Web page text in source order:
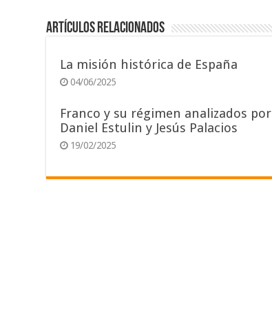
Artículos relacionados
La misión histórica de España
04/06/2025
Franco y su régimen analizados por
Daniel Estulin y Jesús Palacios
19/02/2025